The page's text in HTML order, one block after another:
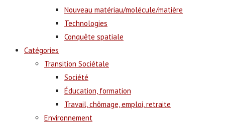
Nouveau matériau/molécule/matière
Technologies
Conquête spatiale
Catégories
Transition Sociétale
Société
Éducation, formation
Travail, chômage, emploi, retraite
Environnement